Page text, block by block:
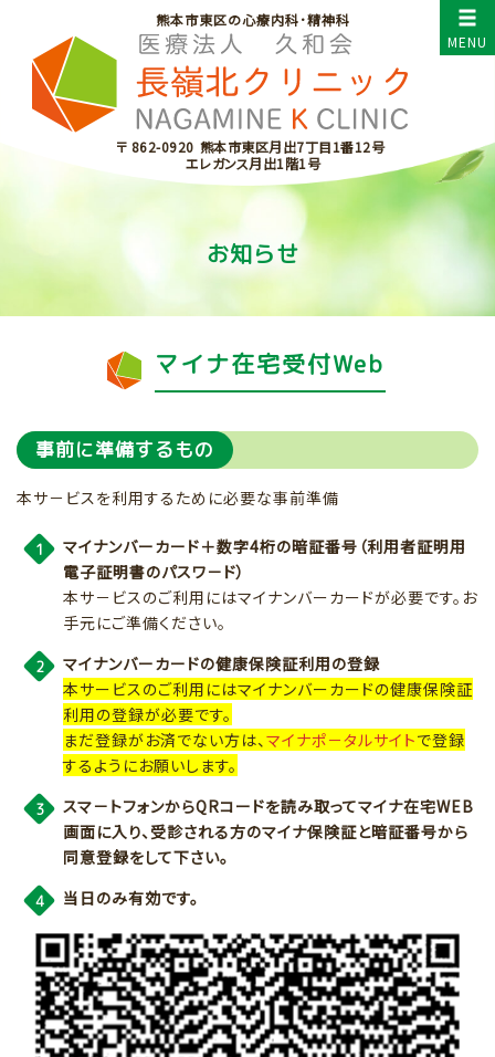
熊本市東区の心療内科･精神科
〒 862-0920 熊本市東区月出7丁目1番12号
エレガンス月出1階1号
お知らせ
マイナ在宅受付Web
事前に準備するもの
本サ－ビスを利用するために必要な事前準備
マイナンバーカード＋数字4桁の暗証番号（利用者証明用
電子証明書のパスワ－ド）
本サ－ビスのご利用にはマイナンバーカードが必要です。お
手元にご準備ください。
マイナンバーカードの健康保険証利用の登録
本サービスのご利用にはマイナンバーカードの健康保険証
利用の登録が必要です。
まだ登録がお済でない方は、マイナポ－タルサイトで登録
するようにお願いします。
スマ－トフォンからQRコードを読み取ってマイナ在宅WEB
画面に入り、受診される方のマイナ保険証と暗証番号から
同意登録をして下さい。
当日のみ有効です。